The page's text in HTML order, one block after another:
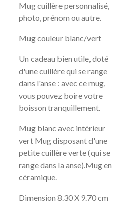
Mug cuillère personnalisé,
photo, prénom ou autre.
Mug couleur blanc/vert
Un cadeau bien utile, doté
d'une cuillère qui se range
dans l'anse : avec ce mug,
vous pouvez boire votre
boisson tranquillement.
Mug blanc avec intérieur
vert Mug disposant d'une
petite cuillère verte (qui se
range dans la anse).Mug en
céramique.
Dimension 8.30 X 9.70 cm